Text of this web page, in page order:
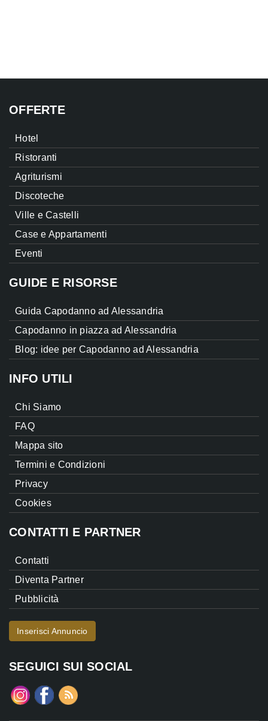
OFFERTE
Hotel
Ristoranti
Agriturismi
Discoteche
Ville e Castelli
Case e Appartamenti
Eventi
GUIDE E RISORSE
Guida Capodanno ad Alessandria
Capodanno in piazza ad Alessandria
Blog: idee per Capodanno ad Alessandria
INFO UTILI
Chi Siamo
FAQ
Mappa sito
Termini e Condizioni
Privacy
Cookies
CONTATTI E PARTNER
Contatti
Diventa Partner
Pubblicità
Inserisci Annuncio
SEGUICI SUI SOCIAL